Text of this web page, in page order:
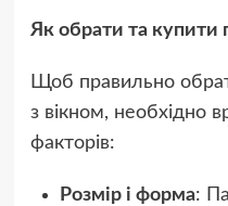
Як обрати та купити
Щоб правильно
з вікном, необхідно
факторів:
Розмір і форма: